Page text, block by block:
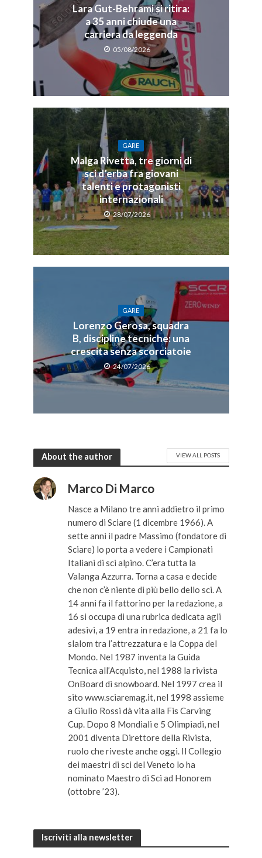
Lara Gut-Behrami si ritira:
a 35 anni chiude una
carriera da leggenda
05/08/2026
GARE
Malga Rivetta, tre giorni di
sci d’erba fra giovani
talenti e protagonisti
internazionali
28/07/2026
GARE
Lorenzo Gerosa, squadra
B, discipline tecniche: una
crescita senza scorciatoie
24/07/2026
About the author VIEW ALL POSTS
Marco Di Marco
Nasce a Milano tre anni addietro il primo
numero di Sciare (1 dicembre 1966). A
sette anni il padre Massimo (fondatore di
Sciare) lo porta a vedere i Campionati
Italiani di sci alpino. C’era tutta la
Valanga Azzurra. Torna a casa e decide
che non c’è niente di più bello dello sci. A
14 anni fa il fattorino per la redazione, a
16 si occupa di una rubrica dedicata agli
adesivi, a 19 entra in redazione, a 21 fa lo
slalom tra l’attrezzatura e la Coppa del
Mondo. Nel 1987 inventa la Guida
Tecnica all’Acquisto, nel 1988 la rivista
OnBoard di snowboard. Nel 1997 crea il
sito www.sciaremag.it, nel 1998 assieme
a Giulio Rossi dà vita alla Fis Carving
Cup. Dopo 8 Mondiali e 5 Olimpiadi, nel
2001 diventa Direttore della Rivista,
ruolo che riveste anche oggi. Il Collegio
dei maestri di sci del Veneto lo ha
nominato Maestro di Sci ad Honorem
(ottobre ’23).
Iscriviti alla newsletter